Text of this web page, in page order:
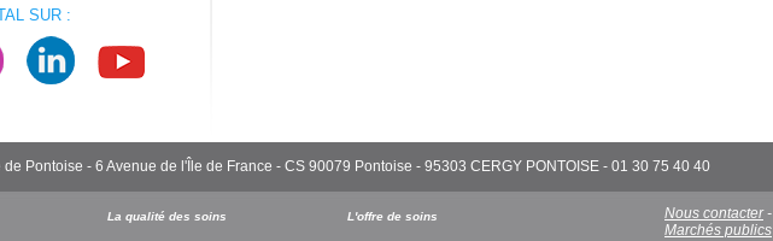
SUR :
de Pontoise - 6 Avenue de l'Île de France - CS 90079 Pontoise - 95303 CERGY PONTOISE - 01 30 75 40 40
Nous contacter-
Marchés publics
La qualité des soins L'offre de soins